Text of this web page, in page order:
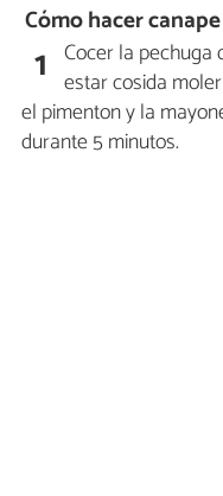
Cómo hacer
1 Cocer la pechuga
estar cosida
el pimenton y la
durante 5 minutos.